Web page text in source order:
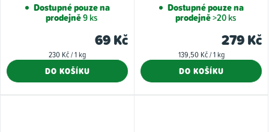
Dostupné pouze na
prodejně9 ks
69 Kč
Měrná
230 Kč / 1 kg
DO KOŠÍKU
Dostupné pouze na
prodejně>20 ks
279 Kč
Měrná
139,50 Kč / 1 kg
DO KOŠÍKU